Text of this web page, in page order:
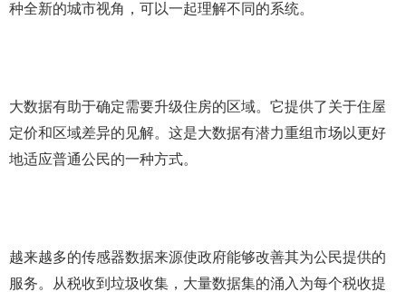
种全新的城市视角，可以一起理解不同的系统。
大数据有助于确定需要升级住房的区域。它提供了关于住屋
定价和区域差异的见解。这是大数据有潜力重组市场以更好
地适应普通公民的一种方式。
越来越多的传感器数据来源使政府能够改善其为公民提供的
服务。从税收到垃圾收集，大量数据集的涌入为每个税收提